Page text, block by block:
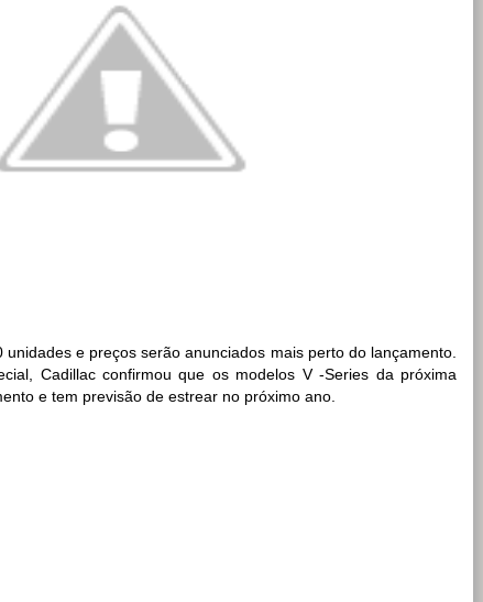
e preços serão anunciados mais perto do lançamento.
Cadillac confirmou que os modelos V -Series da próxima
e tem previsão de estrear no próximo ano.